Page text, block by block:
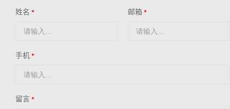
姓名 邮箱
手机
留言